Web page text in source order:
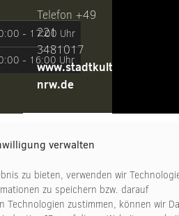
verwalten
zu bieten, verwenden wir
zu speichern bzw. darauf
Technologien zustimmen, können wir
- 17:00 Uhr
- 16:00 Uhr
Telefon +49
221
3481017
www.stadtkultur-
nrw.de